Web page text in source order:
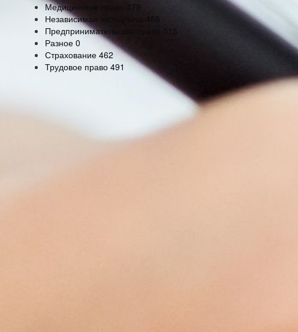
Медицинское право
479
Независимая экспертиза
486
Предпринимательское право 515
Разное 0
Страхование 462
Трудовое право 491